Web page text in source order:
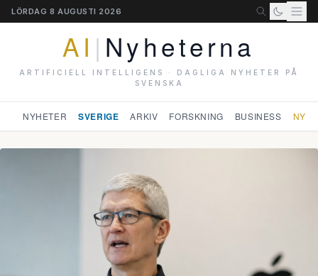
LÖRDAG 8 AUGUSTI 2026
AI | Nyheterna
ARTIFICIELL INTELLIGENS · DAGLIGA NYHETER PÅ
SVENSKA
NYHETER SVERIGE ARKIV FORSKNING BUSINESS